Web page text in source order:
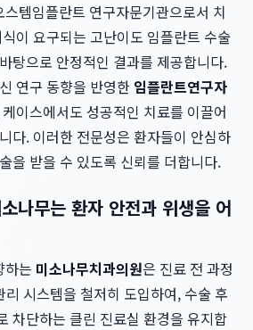
스템임플란트 연구자문기관으로서 치
이 요구되는 고난이도 임플란트 수술
탕으로 안정적인 결과를 제공합니다.
연구 동향을 반영한 임플란트연구자
이스에서도 성공적인 치료를 이끌어
다. 이러한 전문성은 환자들이 안심하
을 받을 수 있도록 신뢰를 더합니다.
나무는 환자 안전과 위생을 어
하는 미소나무치과의원은 진료 전 과정
시스템을 철저히 도입하여, 수술 후
차단하는 클린 진료실 환경을 유지합